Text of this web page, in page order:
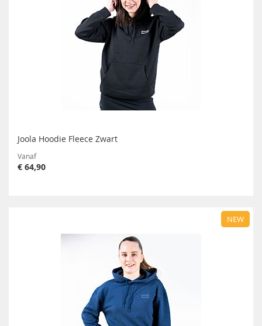
Joola Hoodie Fleece Zwart
Vanaf
€ 64,90
NEW